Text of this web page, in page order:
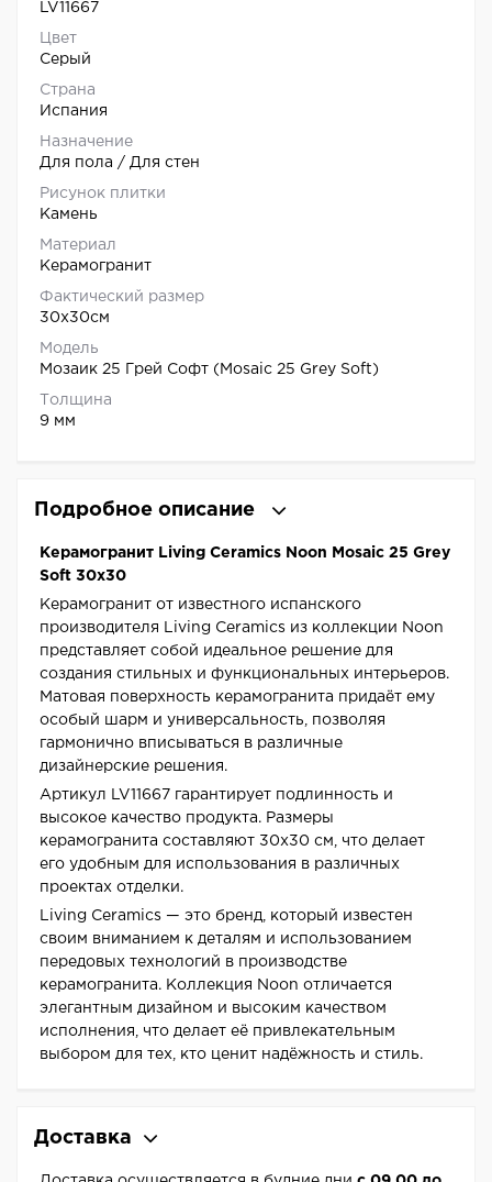
LV11667
Цвет
Серый
Страна
Испания
Назначение
Для пола / Для стен
Рисунок плитки
Камень
Материал
Керамогранит
Фактический размер
30x30см
Модель
Мозаик 25 Грей Софт (Mosaic 25 Grey Soft)
Толщина
9 мм
Подробное описание
Керамогранит Living Ceramics Noon Mosaic 25 Grey
Soft 30x30
Керамогранит от известного испанского
производителя Living Ceramics из коллекции Noon
представляет собой идеальное решение для
создания стильных и функциональных интерьеров.
Матовая поверхность керамогранита придаёт ему
особый шарм и универсальность, позволяя
гармонично вписываться в различные
дизайнерские решения.
Артикул LV11667 гарантирует подлинность и
высокое качество продукта. Размеры
керамогранита составляют 30x30 см, что делает
его удобным для использования в различных
проектах отделки.
Living Ceramics — это бренд, который известен
своим вниманием к деталям и использованием
передовых технологий в производстве
керамогранита. Коллекция Noon отличается
элегантным дизайном и высоким качеством
исполнения, что делает её привлекательным
выбором для тех, кто ценит надёжность и стиль.
Доставка